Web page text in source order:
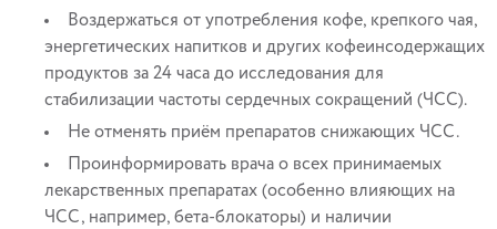
Воздержаться от употребления кофе, крепкого чая,
энергетических напитков и других кофеинсодержащих
продуктов за 24 часа до исследования для
стабилизации частоты сердечных сокращений (ЧСС).
Не отменять приём препаратов снижающих ЧСС.
Проинформировать врача о всех принимаемых
лекарственных препаратах (особенно влияющих на
ЧСС, например, бета-блокаторы) и наличии